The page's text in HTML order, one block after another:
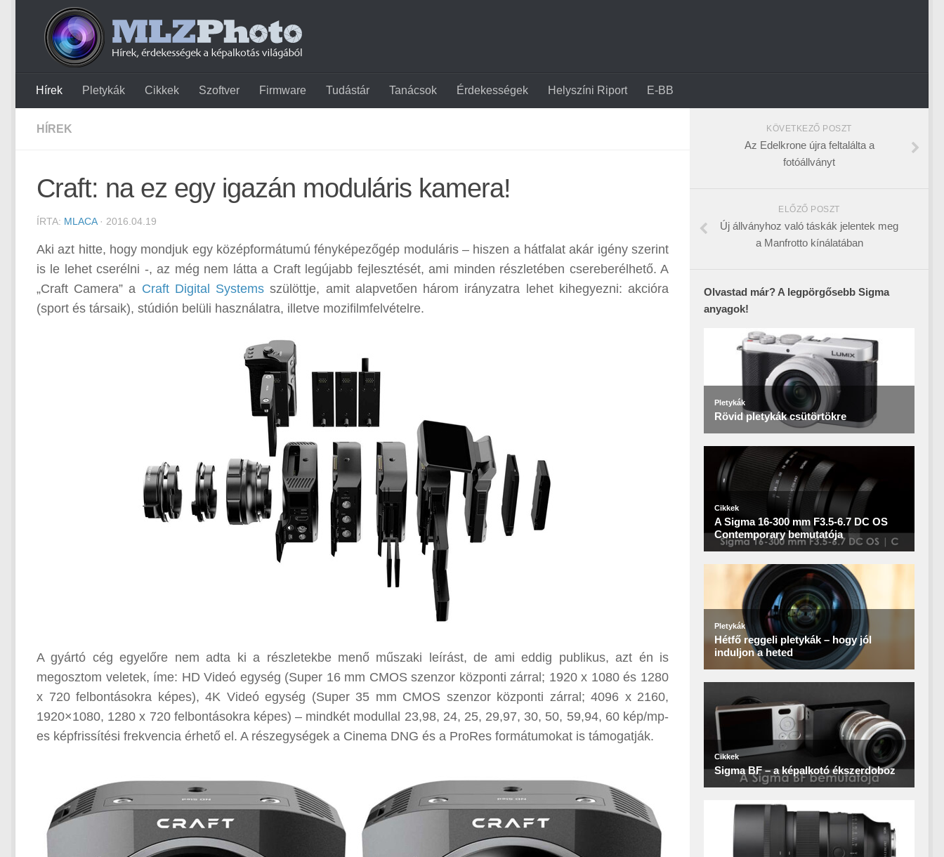
Hírek Pletykák Cikkek Szoftver Firmware Tudástár Tanácsok Érdekességek Helyszíni Riport E-BB
HÍREK
Craft: na ez egy igazán moduláris kamera!
ÍRTA: MLACA· 2016.04.19
Aki azt hitte, hogy mondjuk egy középformátumú fényképezőgép moduláris – hiszen a hátfalat akár igény szerint
is le lehet cserélni -, az még nem látta a Craft legújabb fejlesztését, ami minden részletében csereberélhető. A
„Craft Camera” a Craft Digital Systems szülöttje, amit alapvetően három irányzatra lehet kihegyezni: akcióra
(sport és társaik), stúdión belüli használatra, illetve mozifilmfelvételre.
A gyártó cég egyelőre nem adta ki a részletekbe menő műszaki leírást, de ami eddig publikus, azt én is
megosztom veletek, íme: HD Videó egység (Super 16 mm CMOS szenzor központi zárral; 1920 x 1080 és 1280
x 720 felbontásokra képes), 4K Videó egység (Super 35 mm CMOS szenzor központi zárral; 4096 x 2160,
1920×1080, 1280 x 720 felbontásokra képes) – mindkét modullal 23,98, 24, 25, 29,97, 30, 50, 59,94, 60 kép/mp-
es képfrissítési frekvencia érhető el. A részegységek a Cinema DNG és a ProRes formátumokat is támogatják.
KÖVETKEZŐ POSZT
Az Edelkrone újra feltalálta a
fotóállványt
ELŐZŐ POSZT
Új állványhoz való táskák jelentek meg
a Manfrotto kínálatában
Olvastad már? A legpörgősebb Sigma
anyagok!